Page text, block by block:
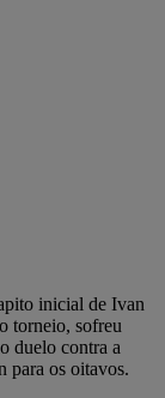
inicial de Ivan
torneio, sofreu
duelo contra a
para os oitavos.